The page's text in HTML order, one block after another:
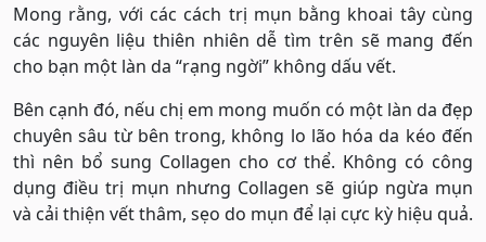
Mong rằng, với các cách trị mụn bằng khoai tây cùng
các nguyên liệu thiên nhiên dễ tìm trên sẽ mang đến
cho bạn một làn da “rạng ngời” không dấu vết.
Bên cạnh đó, nếu chị em mong muốn có một làn da đẹp
chuyên sâu từ bên trong, không lo lão hóa da kéo đến
thì nên bổ sung Collagen cho cơ thể. Không có công
dụng điều trị mụn nhưng Collagen sẽ giúp ngừa mụn
và cải thiện vết thâm, sẹo do mụn để lại cực kỳ hiệu quả.